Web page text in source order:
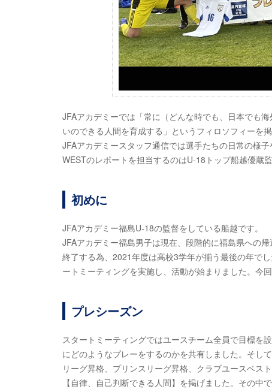
JFAアカデミーでは「常に（どんな時でも、日本でも
いのできる人間を育成する」というフィロソフィーを
JFAアカデミースタッフ通信では選手たちの日常の様
WESTのレポートを担当するのはU-18トップ船越優蔵監
初めに
JFAアカデミー福島U-18の監督をしている船越です。
JFAアカデミー福島男子は現在、段階的に福島県への
終了する為、2021年度は高校3学年が揃う最後の年で
ートミーティングを実施し、活動が始まりました。今
プレシーズン
スタートミーティングではユースチーム全員で目標を
にどのようなプレーをするのかを共有しました。そし
リーグ昇格、プリンスリーグ昇格、クラブユースベス
【自律、自己判断できる人間】を掲げました。その